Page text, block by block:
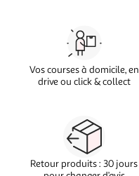
Vos courses à domicile, en
drive ou click & collect
Retour produits : 30 jours